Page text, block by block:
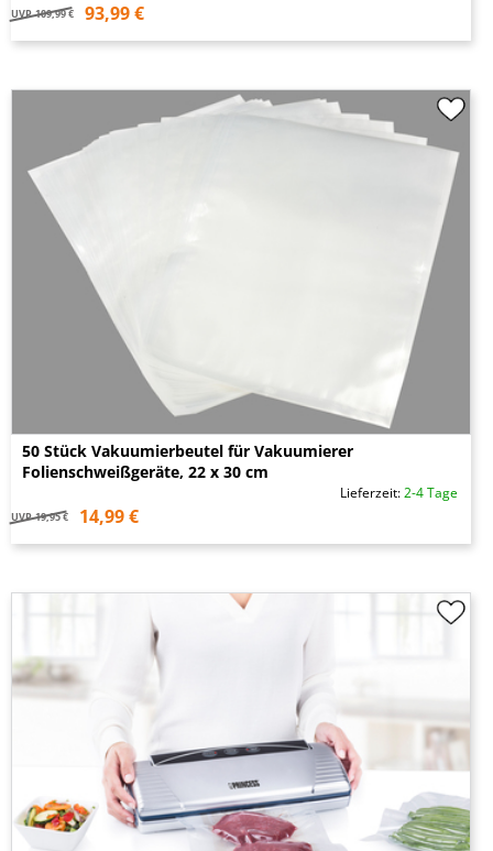
UVP 109,99 € 93,99 €
50 Stück Vakuumierbeutel für Vakuumierer
Folienschweißgeräte, 22 x 30 cm
Lieferzeit:2-4 Tage
UVP 19,95 € 14,99 €